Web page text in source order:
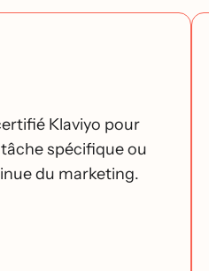
Klaviyo pour
spécifique ou
du marketing.